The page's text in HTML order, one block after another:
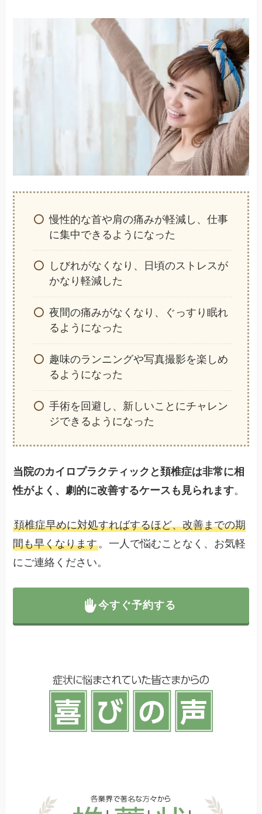
慢性的な首や肩の痛みが軽減し、仕事
に集中できるようになった
しびれがなくなり、日頃のストレスが
かなり軽減した
夜間の痛みがなくなり、ぐっすり眠れ
るようになった
趣味のランニングや写真撮影を楽しめ
るようになった
手術を回避し、新しいことにチャレン
ジできるようになった
当院のカイロプラクティックと頚椎症は非常に相
性がよく、劇的に改善するケースも見られます。
頚椎症早めに対処すればするほど、改善までの期
間も早くなります。一人で悩むことなく、お気軽
にご連絡ください。
今すぐ予約する